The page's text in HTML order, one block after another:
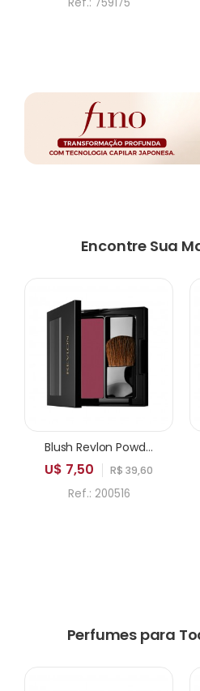
Ref.: 759175
Encontre Sua
Blush Revlon Powder 005 Playfull
U$ 7,50 R$ 39,60
Ref.: 200516
Perfumes para